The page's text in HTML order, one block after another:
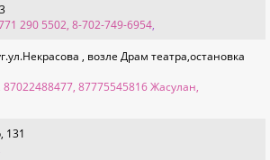
290 5502, 8-702-749-6954,
, возле Драм театра,остановка
87775545816 Жасулан,
131